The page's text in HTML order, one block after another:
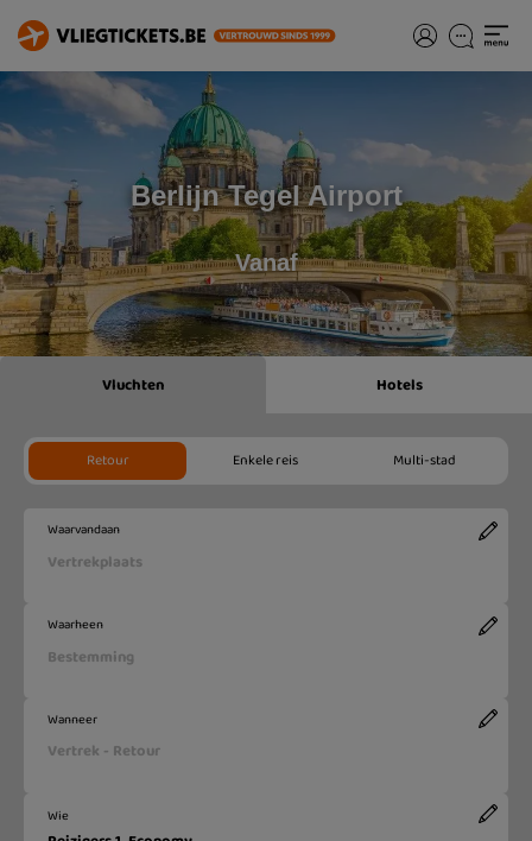
Berlijn Tegel Airport
Vanaf